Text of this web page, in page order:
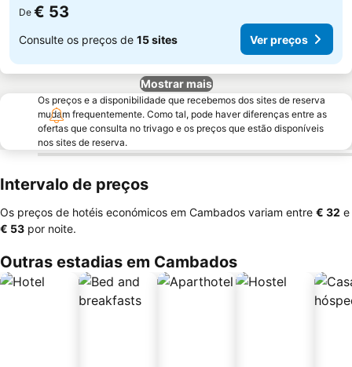
De € 53
Consulte os preços de 15 sites Ver preços
Mostrar mais
Os preços e a disponibilidade que recebemos dos sites de reserva
mudam frequentemente. Como tal, pode haver diferenças entre as
ofertas que consulta no trivago e os preços que estão disponíveis
nos sites de reserva.
Intervalo de preços
Os preços de hotéis económicos em Cambados variam entre ‎€ 32 e
‎€ 53 por noite.
Outras estadias em Cambados